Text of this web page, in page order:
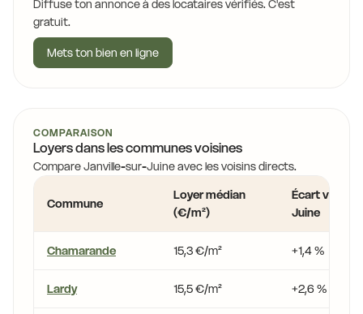
Diffuse ton annonce à des locataires vérifiés. C'est
gratuit.
Mets ton bien en ligne
COMPARAISON
Loyers dans les communes voisines
Compare Janville-sur-Juine avec les voisins directs.
Commune
Loyer médian
(€/m²)
Écart vs
Juine
Chamarande 15,3 €/m² +1,4 %
Lardy 15,5 €/m² +2,6 %